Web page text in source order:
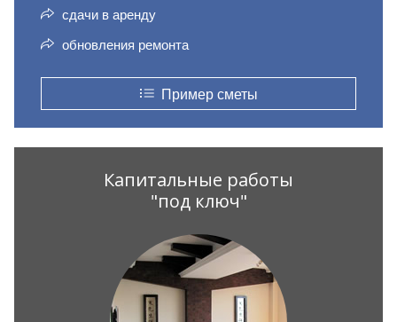
сдачи в аренду
обновления ремонта
Пример сметы
Капитальные работы
"под ключ"